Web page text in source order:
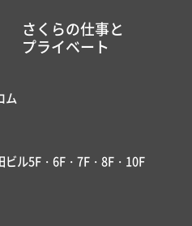
さくらの仕事と
プライベート
ム
ル5F・6F・7F・8F・10F